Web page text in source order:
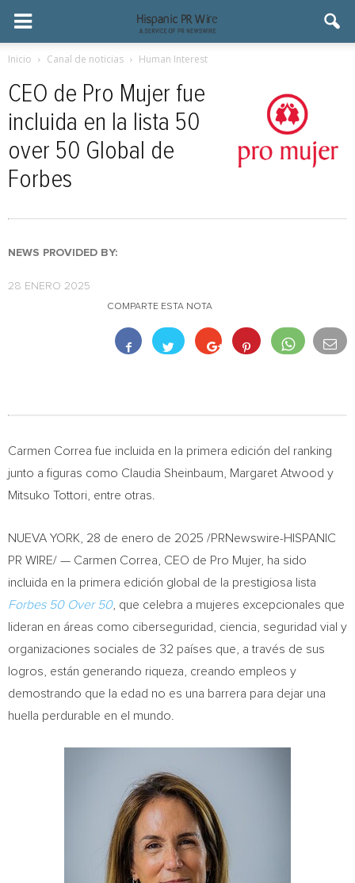
Inicio Canal de noticias Human Interest
CEO de Pro Mujer fue
incluida en la lista 50
over 50 Global de
Forbes
NEWS PROVIDED BY:
28 ENERO 2025
COMPARTE ESTA NOTA
Carmen Correa fue incluida en la primera edición del ranking
junto a figuras como Claudia Sheinbaum Margaret Atwood y
Mitsuko Tottori , entre otras.
NUEVA YORK 28 de enero de 2025 /PRNewswire-HISPANIC
PR WIRE/ — Carmen Correa , CEO de Pro Mujer, ha sido
incluida en la primera edición global de la prestigiosa lista
Forbes 50 Over 50, que celebra a mujeres excepcionales que
lideran en áreas como ciberseguridad, ciencia, seguridad vial y
organizaciones sociales de 32 países que, a través de sus
logros, están generando riqueza, creando empleos y
demostrando que la edad no es una barrera para dejar una
huella perdurable en el mundo.